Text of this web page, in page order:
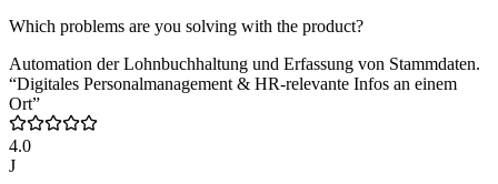
Which problems are you solving with the product?
Automation der Lohnbuchhaltung und Erfassung von Stammdaten.
“Digitales Personalmanagement & HR-relevante Infos an einem
Ort”
4.0
J